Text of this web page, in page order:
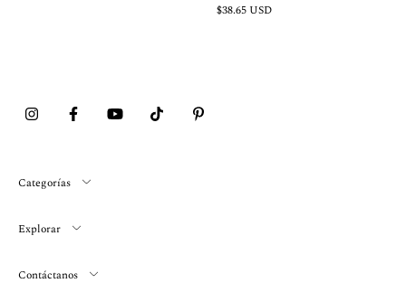
$38.65 USD
Categorías
Explorar
Contáctanos